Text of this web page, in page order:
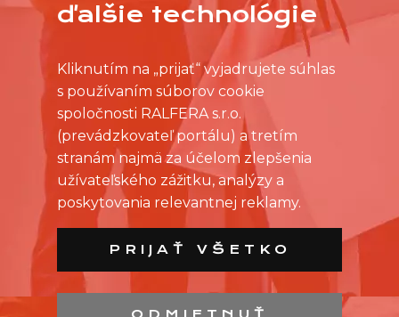
ďalšie technológie
Kliknutím na „prijať“ vyjadrujete súhlas
s používaním súborov cookie
spoločnosti RALFERA s.r.o.
(prevádzkovateľ portálu) a tretím
stranám najmä za účelom zlepšenia
užívateľského zážitku, analýzy a
poskytovania relevantnej reklamy.
PRIJAŤ VŠETKO